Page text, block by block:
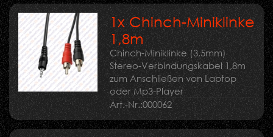
1x Chinch-Miniklinke
1,8m
Chinch-Miniklinke (3,5mm)
Stereo-Verbindungskabel 1,8m
zum Anschließen von Laptop
oder Mp3-Player
Art.-Nr.:000062